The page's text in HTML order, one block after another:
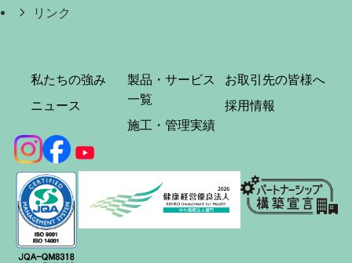
リンク
私たちの強み
ニュース
製品・サービス
一覧
施工・管理実績
お取引先の皆様へ
採用情報